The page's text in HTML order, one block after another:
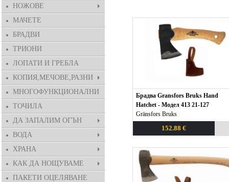
НОЖОВЕ
МАЧЕТЕ
БРАДВИ
ТРИОНИ
ЛОПАТИ И ГРЕБЛА
КОПИЯ,МЕЧОВЕ,РАЗНИ
МНОГОФУНКЦИОНАЛНИ
ТОЧИЛА
ДА ЗАПАЛИМ ОГЪН
ВОДА
ХРАНА
КАК ДА НОЩУВАМЕ
ПАКЕТИ ОЦЕЛЯВАНЕ
Брадва Gransfors Bruks Hand
Hatchet - Модел 413 21-127
Gränsfors Bruks
152.88 €